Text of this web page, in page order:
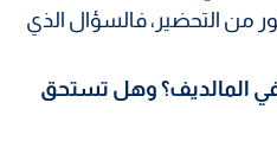
من التحضير، فالسؤال الذي
المالديف؟ وهل تستحق